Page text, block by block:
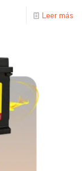
Leer más